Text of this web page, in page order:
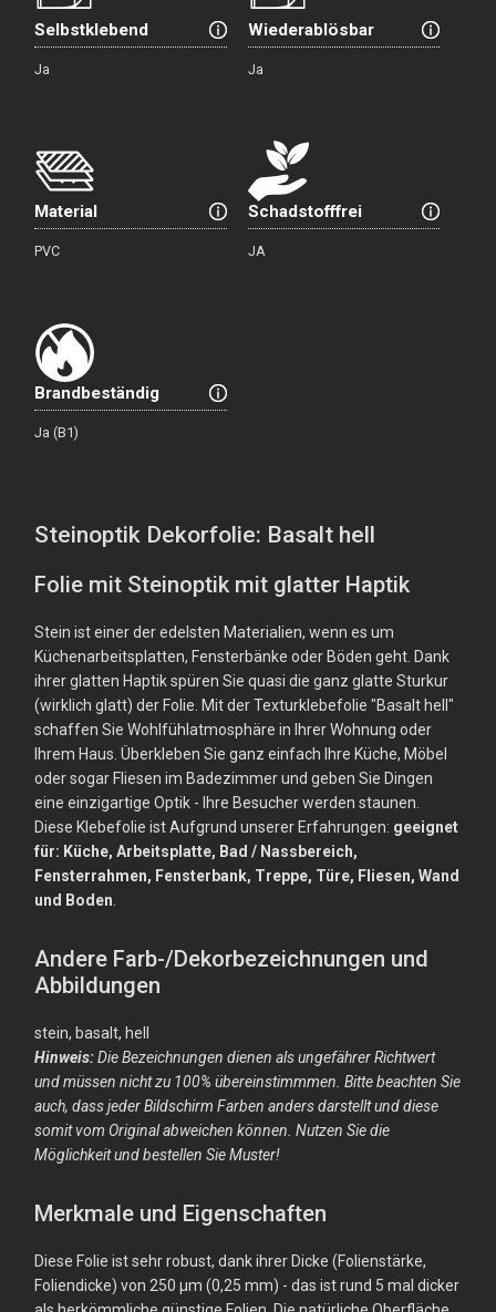
Selbstklebend
Ja
Wiederablösbar
Ja
Material
PVC
Schadstofffrei
JA
Brandbeständig
Ja (B1)
Steinoptik Dekorfolie: Basalt hell
Folie mit Steinoptik mit glatter Haptik
Stein ist einer der edelsten Materialien, wenn es um
Küchenarbeitsplatten, Fensterbänke oder Böden geht. Dank
ihrer glatten Haptik spüren Sie quasi die ganz glatte Sturkur
(wirklich glatt) der Folie. Mit der Texturklebefolie "Basalt hell"
schaffen Sie Wohlfühlatmosphäre in Ihrer Wohnung oder
Ihrem Haus. Überkleben Sie ganz einfach Ihre Küche, Möbel
oder sogar Fliesen im Badezimmer und geben Sie Dingen
eine einzigartige Optik - Ihre Besucher werden staunen.
Diese Klebefolie ist Aufgrund unserer Erfahrungen: geeignet
für: Küche, Arbeitsplatte, Bad / Nassbereich,
Fensterrahmen, Fensterbank, Treppe, Türe, Fliesen, Wand
und Boden
Andere Farb-/Dekorbezeichnungen und
Abbildungen
stein, basalt, hell
Hinweis:Die Bezeichnungen dienen als ungefährer Richtwert
und müssen nicht zu 100% übereinstimmmen. Bitte beachten Sie
auch, dass jeder Bildschirm Farben anders darstellt und diese
somit vom Original abweichen können. Nutzen Sie die
Möglichkeit und bestellen Sie Muster!
Merkmale und Eigenschaften
Diese Folie ist sehr robust, dank ihrer Dicke (Folienstärke,
Foliendicke) von 250 µm (0,25 mm) - das ist rund 5 mal dicker